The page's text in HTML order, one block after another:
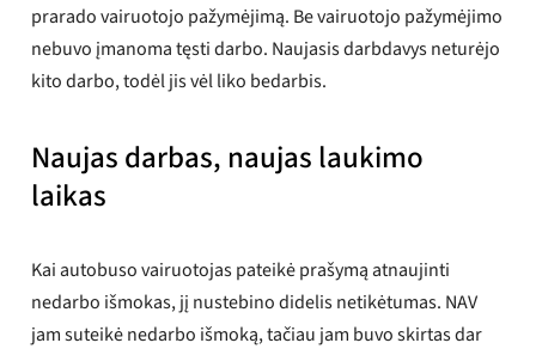
prarado vairuotojo pažymėjimą. Be vairuotojo pažymėjimo
nebuvo įmanoma tęsti darbo. Naujasis darbdavys neturėjo
kito darbo, todėl jis vėl liko bedarbis.
Naujas darbas, naujas laukimo
laikas
Kai autobuso vairuotojas pateikė prašymą atnaujinti
nedarbo išmokas, jį nustebino didelis netikėtumas. NAV
jam suteikė nedarbo išmoką, tačiau jam buvo skirtas dar